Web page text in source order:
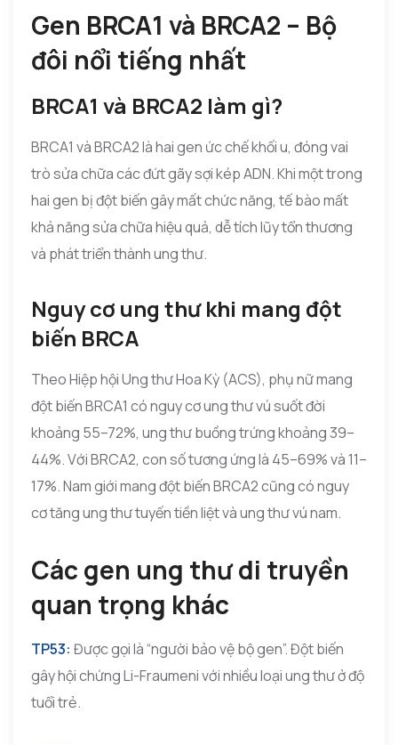
Gen BRCA1 và BRCA2 – Bộ
đôi nổi tiếng nhất
BRCA1 và BRCA2 làm gì?
BRCA1 và BRCA2 là hai gen ức chế khối u, đóng vai
trò sửa chữa các đứt gãy sợi kép ADN. Khi một trong
hai gen bị đột biến gây mất chức năng, tế bào mất
khả năng sửa chữa hiệu quả, dễ tích lũy tổn thương
và phát triển thành ung thư.
Nguy cơ ung thư khi mang đột
biến BRCA
Theo Hiệp hội Ung thư Hoa Kỳ (ACS), phụ nữ mang
đột biến BRCA1 có nguy cơ ung thư vú suốt đời
khoảng 55–72%, ung thư buồng trứng khoảng 39–
44%. Với BRCA2, con số tương ứng là 45–69% và 11–
17%. Nam giới mang đột biến BRCA2 cũng có nguy
cơ tăng ung thư tuyến tiền liệt và ung thư vú nam.
Các gen ung thư di truyền
quan trọng khác
TP53: Được gọi là “người bảo vệ bộ gen”. Đột biến
gây hội chứng Li-Fraumeni với nhiều loại ung thư ở độ
tuổi trẻ.